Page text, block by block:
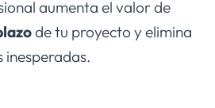
aumenta el valor de
de tu proyecto y elimina
inesperadas.